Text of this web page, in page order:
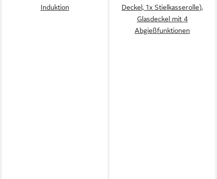
Induktion
Deckel, 1x Stielkasserolle),
Glasdeckel mit 4
Abgießfunktionen